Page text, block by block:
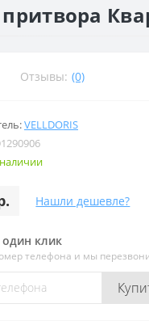
притвора
Отзывы: (0)
VELLDORIS
Нашли дешевле?
один клик
телефона и мы